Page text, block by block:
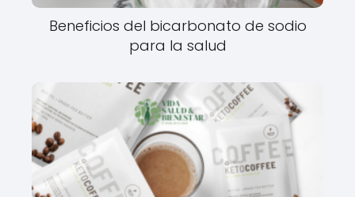
Beneficios del bicarbonato de sodio
para la salud